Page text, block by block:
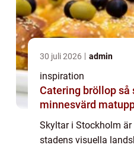
30 juli 2026 admin
inspiration
Catering bröllop så skapar du en
minnesvärd
Skyltar i Stockholm
stadens visuella